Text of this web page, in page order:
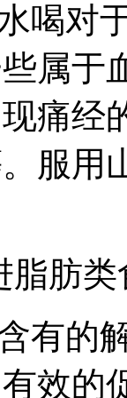
喝对
属于
痛经
服用
脂肪
有的
效的